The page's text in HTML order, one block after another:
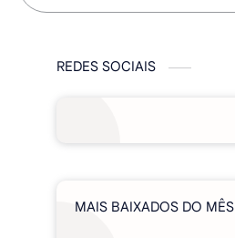
REDES SOCIAIS
MAIS BAIXADOS DO MÊS